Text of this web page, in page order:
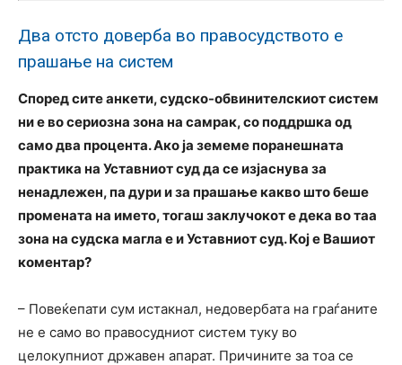
Два отсто доверба во правосудството е
прашање на систем
Според сите анкети, судско-обвинителскиот систем
ни е во сериозна зона на самрак, со поддршка од
само два процента. Ако ја земеме поранешната
практика на Уставниот суд да се изјаснува за
ненадлежен, па дури и за прашање какво што беше
промената на името, тогаш заклучокот е дека во таа
зона на судска магла е и Уставниот суд. Кој е Вашиот
коментар?
– Повеќепати сум истакнал, недовербата на граѓаните
не е само во правосудниот систем туку во
целокупниот државен апарат. Причините за тоа се